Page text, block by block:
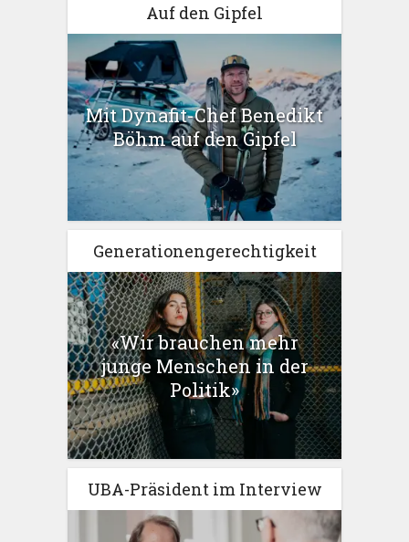
Auf den Gipfel
Mit Dynafit-Chef Benedikt
Böhm auf den Gipfel
Generationengerechtigkeit
«Wir brauchen mehr
junge Menschen in der
Politik»
UBA-Präsident im Interview